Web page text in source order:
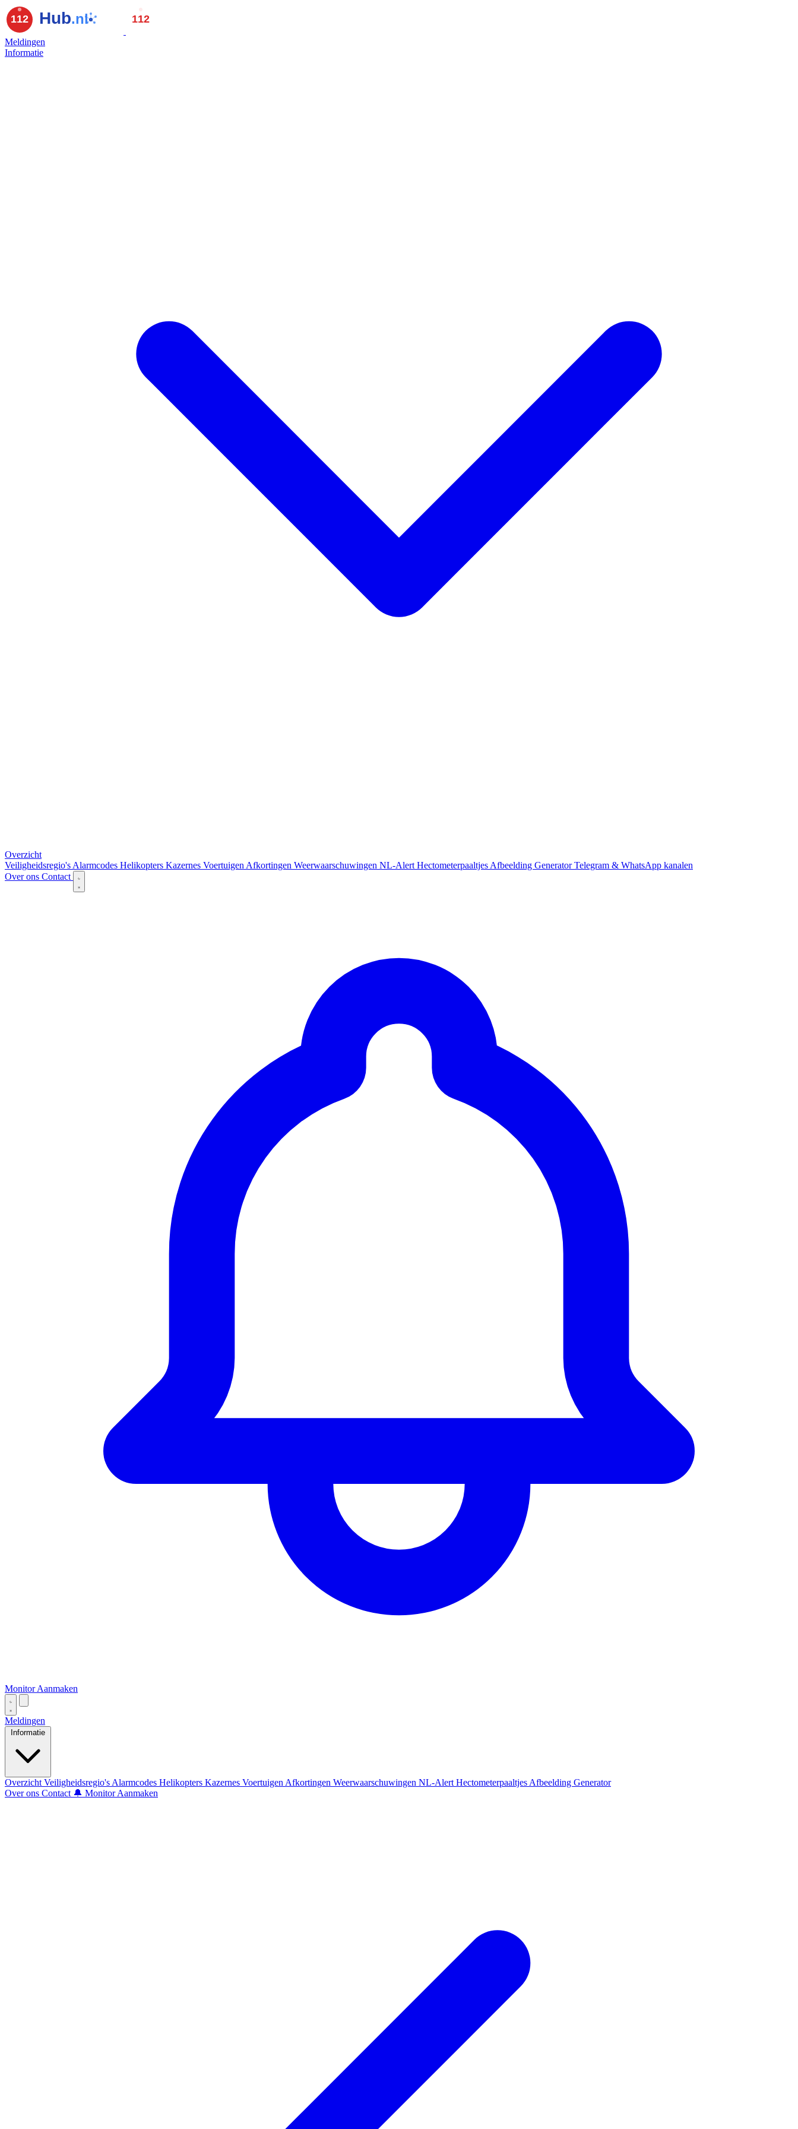
Meldingen
Informatie
Overzicht
Veiligheidsregio's Alarmcodes Helikopters Kazernes Voertuigen Afkortingen Weerwaarschuwingen NL-Alert Hectometerpaaltjes Afbeelding GeneratorTelegram & WhatsApp kanalen
Over ons Contact
Monitor Aanmaken
Meldingen
Informatie
Overzicht Veiligheidsregio's Alarmcodes Helikopters Kazernes Voertuigen Afkortingen Weerwaarschuwingen NL-Alert Hectometerpaaltjes Afbeelding Generator
Over ons Contact 🔔 Monitor Aanmaken